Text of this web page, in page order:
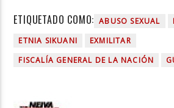
ETIQUETADO COMO: ABUSO SEXUAL
ETNIA SIKUANI
EXMILITAR
FISCALÍA GENERAL DE LA NACIÓN